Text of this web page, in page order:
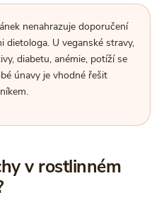
nenahrazuje doporučení
dietologa. U veganské stravy,
diabetu, anémie, potíží se
únavy je vhodné řešit
v rostlinném